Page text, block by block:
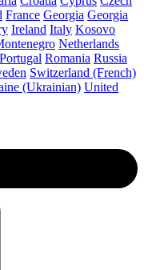
France Georgia Georgia
Ireland Italy Kosovo
Netherlands
Portugal Romania Russia
Switzerland (French)
(Ukrainian) United